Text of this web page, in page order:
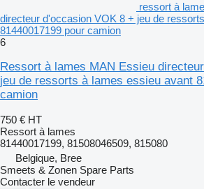
ressort à
directeur d'occasion VOK 8 + jeu de
81440017199 pour camion
6
Ressort à lames MAN Essieu
jeu de ressorts à lames essieu avant
camion
750 € HT
Ressort à lames
81440017199, 81508046509, 815080
Belgique, Bree
Smeets & Zonen Spare Parts
Contacter le vendeur